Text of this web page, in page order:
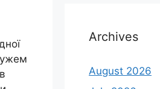
Archives
August 2026